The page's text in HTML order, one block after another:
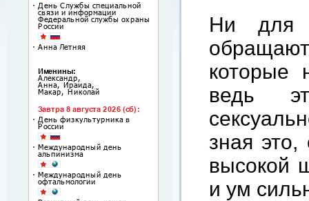
Ни для
которые
ведь
зная
высокой
и ум